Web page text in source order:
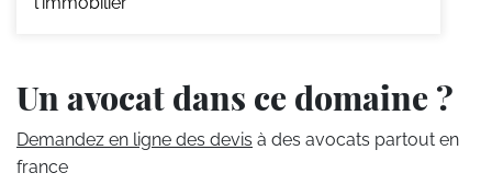
Un avocat dans ce domaine ?
Demandez en ligne des devis à des avocats partout en
france